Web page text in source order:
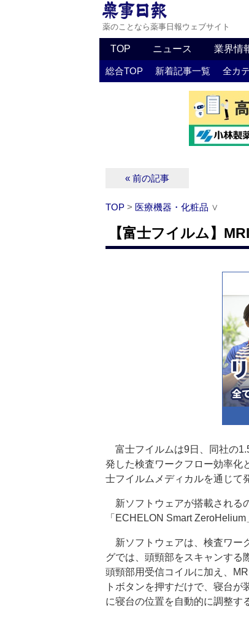
薬のことなら薬事日報ウェブサイト
TOP ニュース 業界情
総合TOP 新着記事一覧 全カ
« 前の記事
TOP > 医療機器・化粧品 ∨
【富士フイルム】
富士フイルムは9日、同社の
発した検査ワークフロー効率化
士フイルムメディカルを通じて
新ソフトウェアが搭載される
「ECHELON Smart ZeroHelium
新ソフトウェアは、検査ワー
グでは、頭頸部をスキャンする
頭頸部用受信コイルに加え、
トボタンを押すだけで、寝台
に寝台の位置を自動的に調整す